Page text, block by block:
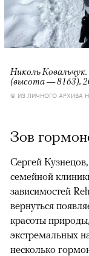
Николь
(высота — 8163),
© ИЗ ЛИЧНОГО АРХИВА
Зов
Сергей
семейной
зависимостей
вернуться
красоты
экстремальных
несколько